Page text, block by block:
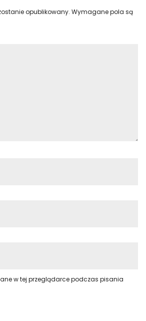
opublikowany. Wymagane pola są
w tej przeglądarce podczas pisania